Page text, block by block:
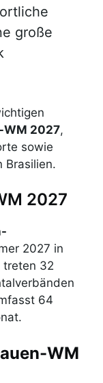
große
2027,
sowie
Brasilien.
2027
2027 in
treten 32
64
WM